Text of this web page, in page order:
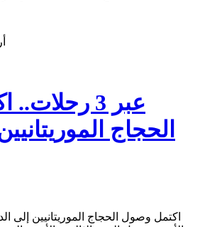
عبر 3
الحجاج
اكتمل وصول الحجاج الموريتانيين إلى